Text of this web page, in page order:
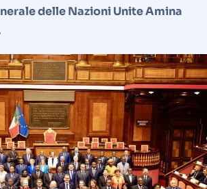
delle Nazioni Unite Amina